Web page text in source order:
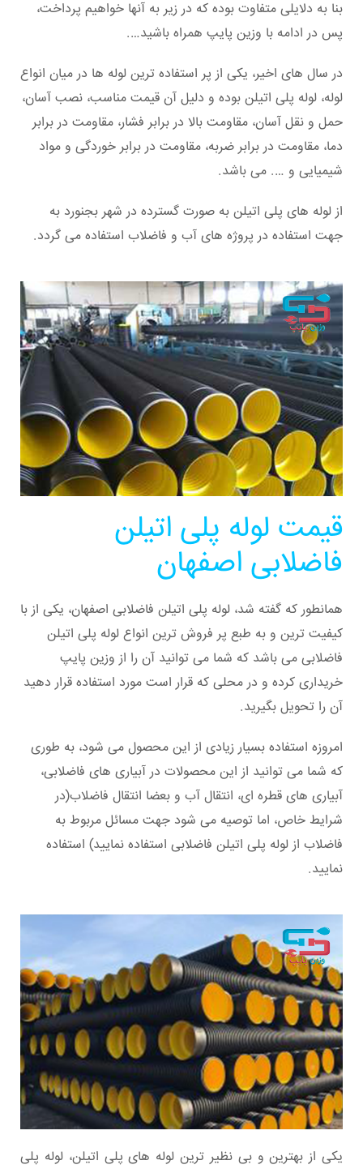
بنا به دلایلی متفاوت بوده که در زیر به آنها خواهیم پرداخت،
پس در ادامه با وزین پایپ همراه باشید….
در سال های اخیر، یکی از پر استفاده ترین لوله ها در میان انواع
لوله، لوله پلی اتیلن بوده و دلیل آن قیمت مناسب، نصب آسان،
حمل و نقل آسان، مقاومت بالا در برابر فشار، مقاومت در برابر
دما، مقاومت در برابر ضربه، مقاومت در برابر خوردگی و مواد
شیمیایی و …. می باشد.
از لوله های پلی اتیلن به صورت گسترده در شهر بجنورد به
جهت استفاده در پروژه های آب و فاضلاب استفاده می گردد.
قیمت لوله پلی اتیلن
فاضلابی اصفهان
همانطور که گفته شد، لوله پلی اتیلن فاضلابی اصفهان، یکی از با
کیفیت ترین و به طبع پر فروش ترین انواع لوله پلی اتیلن
فاضلابی می باشد که شما می توانید آن را از وزین پایپ
خریداری کرده و در محلی که قرار است مورد استفاده قرار دهید
آن را تحویل بگیرید.
امروزه استفاده بسیار زیادی از این محصول می شود، به طوری
که شما می توانید از این محصولات در آبیاری های فاضلابی،
آبیاری های قطره ای، انتقال آب و بعضا انتقال فاضلاب(در
شرایط خاص، اما توصیه می شود جهت مسائل مربوط به
فاضلاب از لوله پلی اتیلن فاضلابی استفاده نمایید) استفاده
نمایید.
یکی از بهترین و بی نظیر ترین لوله های پلی اتیلن، لوله پلی